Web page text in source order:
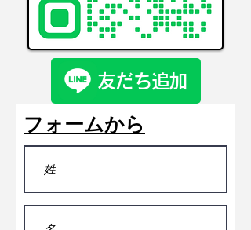
友だち追加
フォームから